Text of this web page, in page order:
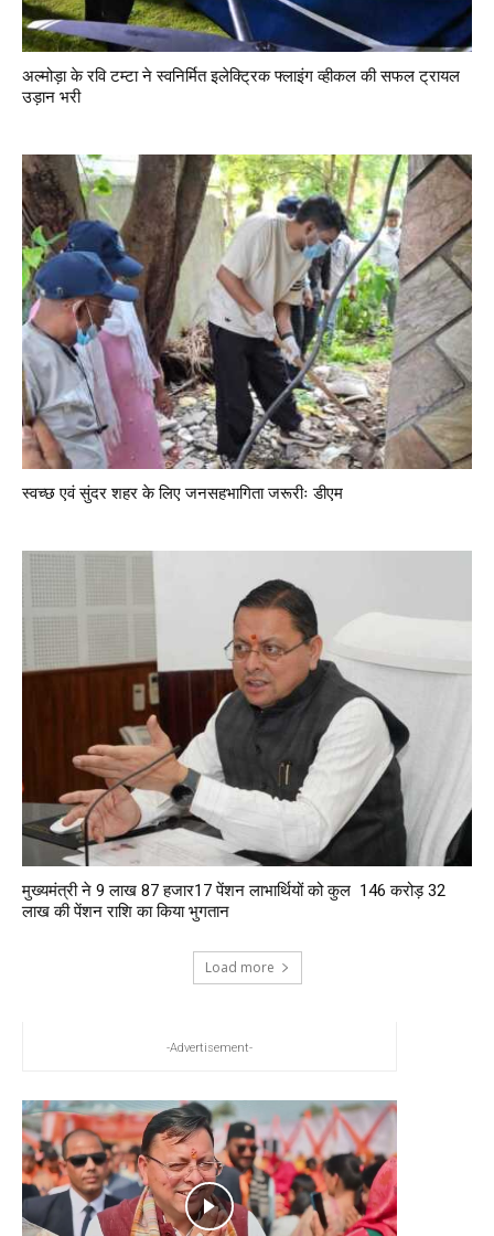
अल्मोड़ा के रवि टम्टा ने स्वनिर्मित इलेक्ट्रिक फ्लाइंग व्हीकल की सफल ट्रायल
उड़ान भरी
स्वच्छ एवं सुंदर शहर के लिए जनसहभागिता जरूरीः डीएम
मुख्यमंत्री ने 9 लाख 87 हजार17 पेंशन लाभार्थियों को कुल ₹ 146 करोड़ 32
लाख की पेंशन राशि का किया भुगतान
Load more
-Advertisement-